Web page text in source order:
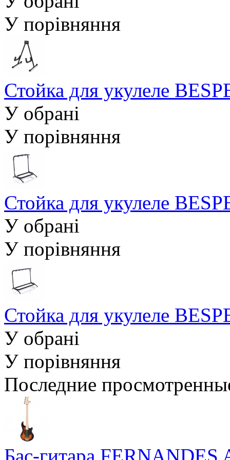
У порівняння
Стойка для укулеле
У обрані
У порівняння
Стойка для укулеле
У обрані
У порівняння
Стойка для укулеле
У обрані
У порівняння
Последние
Бас-гитара FERNANDES